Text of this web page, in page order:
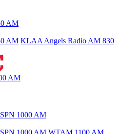
AM
AM KLAA Angels Radio AM 830
AM
1000 AM